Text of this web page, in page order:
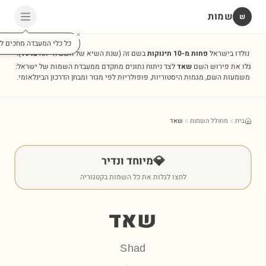
שׁ שמות
כל כלי המעבדה מחכים
נולדו בישראל פחות מ-10 תינוקות בשם זה(שנת השיא של השם הייתה1948
).
גלו את פירוש השםשאדלצד ניתוח נתונים מתקדם ממעבדת השמות של ישראל:
משמעות השם, מגמות היסטוריות, פופולריות לפי מגזר ומבחן הדרכון הבינלאומי.
בית מחולל השמות שאד
💎מיוחד ונדיר
לחצו לגלות את כל השמות בקטגוריה
שאד
Shad